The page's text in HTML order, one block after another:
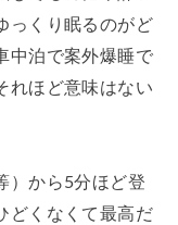
っくり眠るのがど
中泊で案外爆睡で
れほど意味はない
）から5分ほど登
どくなくて最高だ